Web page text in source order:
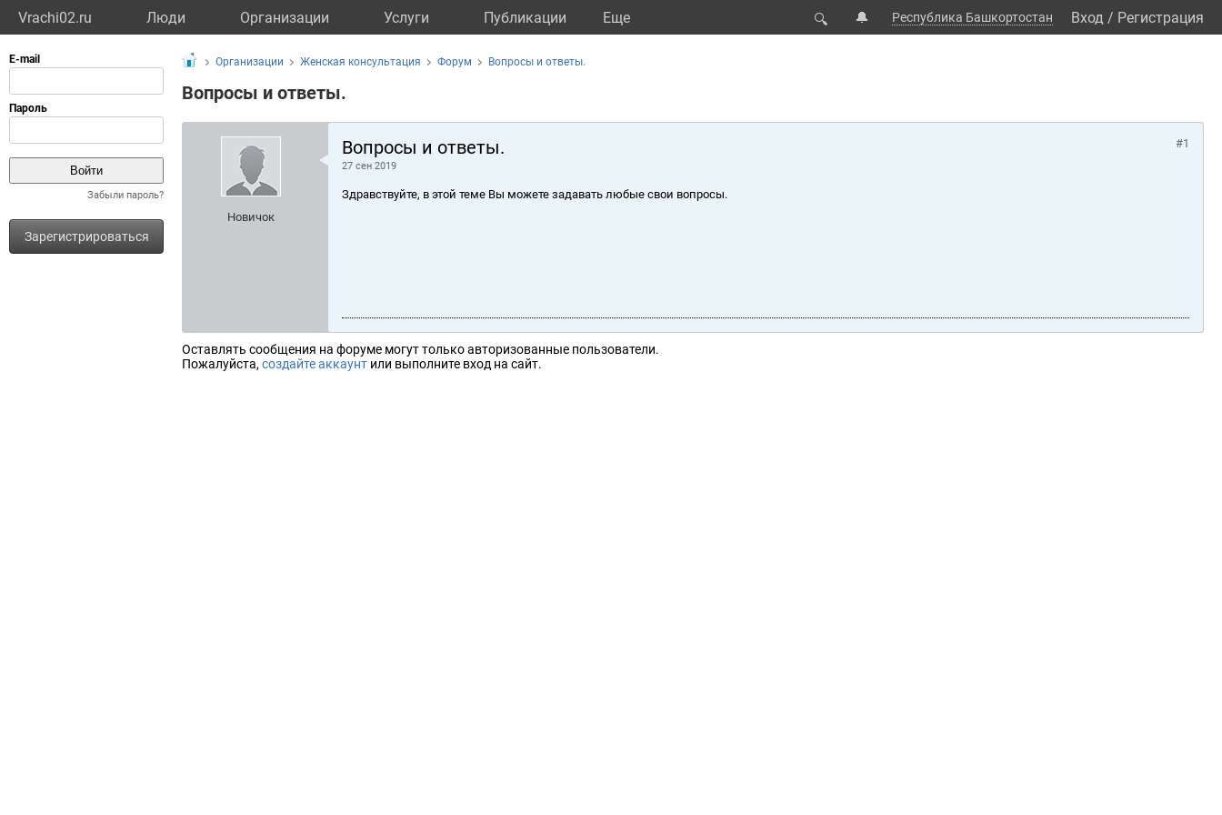
Vrachi02.ru Люди Организации Услуги Публикации Eще 🔍 🔔 Республика Башкортостан Вход / Регистрация
Забыли пароль?
Зарегистрироваться
Организации Женская консультация Форум Вопросы и ответы.
Вопросы и ответы.
Новичок
Вопросы и ответы.
27 сен 2019
#1
Здравствуйте, в этой теме Вы можете задавать любые свои вопросы.
Оставлять сообщения на форуме могут только авторизованные пользователи.
Пожалуйста, создайте аккаунт или выполните вход на сайт.